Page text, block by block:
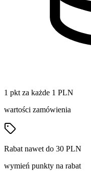
1 pkt za każde 1 PLN
wartości zamówienia
Rabat nawet do 30 PLN
wymień punkty na rabat